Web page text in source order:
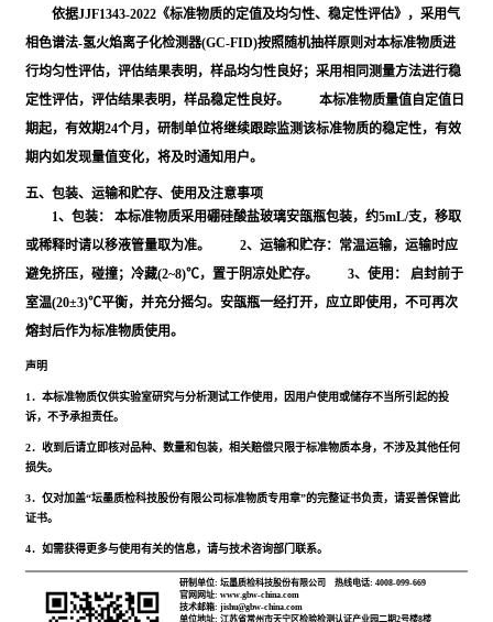
依据JJF1343-2022《标准物质的定值及均匀性、稳定性评估》，采用气
相色谱法-氢火焰离子化检测器(GC-FID)按照随机抽样原则对本标准物质进
行均匀性评估，评估结果表明，样品均匀性良好；采用相同测量方法进行稳
定性评估，评估结果表明，样品稳定性良好。 本标准物质量值自定值日
期起，有效期24个月，研制单位将继续跟踪监测该标准物质的稳定性，有效
期内如发现量值变化，将及时通知用户。
五、包装、运输和贮存、使用及注意事项
1、包装： 本标准物质采用硼硅酸盐玻璃安瓿瓶包装，约5mL/支，移取
或稀释时请以移液管量取为准。 2、运输和贮存：常温运输，运输时应
避免挤压，碰撞；冷藏(2~8)℃，置于阴凉处贮存。 3、使用： 启封前于
室温(20±3)℃平衡，并充分摇匀。安瓿瓶一经打开，应立即使用，不可再次
熔封后作为标准物质使用。
声明
1．本标准物质仅供实验室研究与分析测试工作使用，因用户使用或储存不当所引起的投
诉，不予承担责任。
2．收到后请立即核对品种、数量和包装，相关赔偿只限于标准物质本身，不涉及其他任何
损失。
3．仅对加盖“坛墨质检科技股份有限公司标准物质专用章”的完整证书负责，请妥善保管此
证书。
4．如需获得更多与使用有关的信息，请与技术咨询部门联系。
研制单位: 坛墨质检科技股份有限公司
热线电话: 4008-099-669
官网网址: www.gbw-china.com
技术邮箱: jishu@gbw-china.com
单位地址: 江苏省常州市天宁区检验检测认证产业园二期2号楼8楼